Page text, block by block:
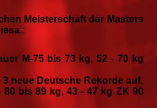
Meisterschaft der Masters
M-75 bis 73 kg, 52 - 70 kg
3 neue Deutsche Rekorde auf.
bis 89 kg, 43 - 47 kg ZK 90